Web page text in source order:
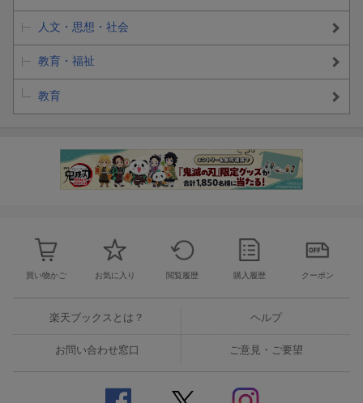
人文・思想・社会
教育・福祉
教育
買い物かご お気に入り 閲覧履歴 購入履歴 クーポン
楽天ブックスとは？ ヘルプ
お問い合わせ窓口 ご意見・ご要望